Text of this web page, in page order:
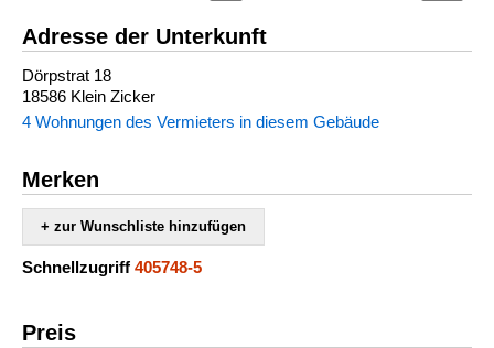
Adresse der Unterkunft
Dörpstrat 18
18586 Klein Zicker
4 Wohnungen des Vermieters in diesem Gebäude
Merken
+ zur Wunschliste hinzufügen
Schnellzugriff 405748-5
Preis